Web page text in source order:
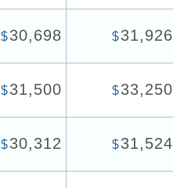
$30,698 $31,926
$31,500 $33,250
$30,312 $31,524